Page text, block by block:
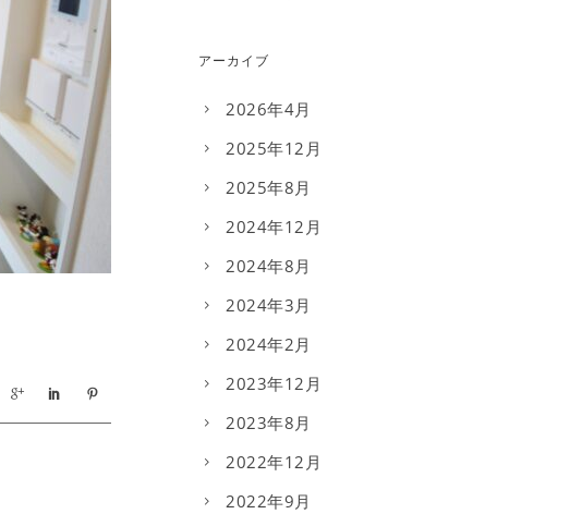
アーカイブ
2026年4月
2025年12月
2025年8月
2024年12月
2024年8月
2024年3月
2024年2月
2023年12月
2023年8月
2022年12月
2022年9月